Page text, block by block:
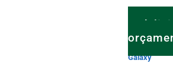
Galaxy